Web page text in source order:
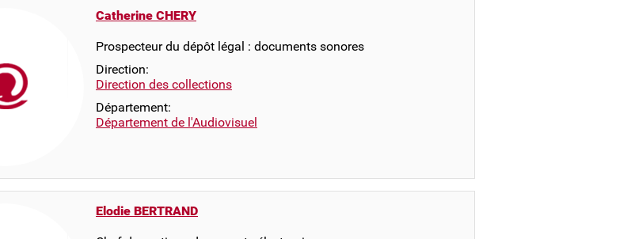
Catherine CHERY
Prospecteur du dépôt légal : documents sonores
Direction:
Direction des collections
Département:
Département de l'Audiovisuel
Elodie BERTRAND